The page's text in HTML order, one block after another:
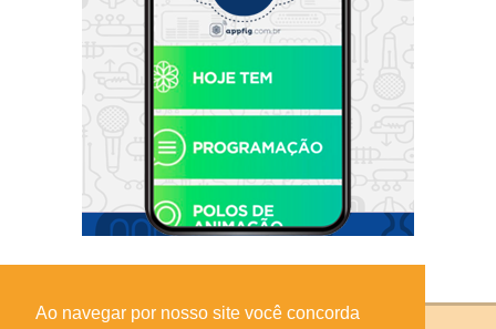
Ao navegar por nosso site você concorda